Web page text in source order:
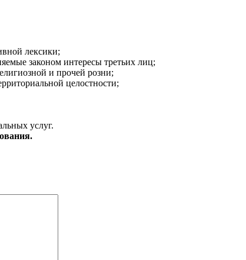
лексики;
законом интересы третьих лиц;
и прочей розни;
целостности;
услуг.